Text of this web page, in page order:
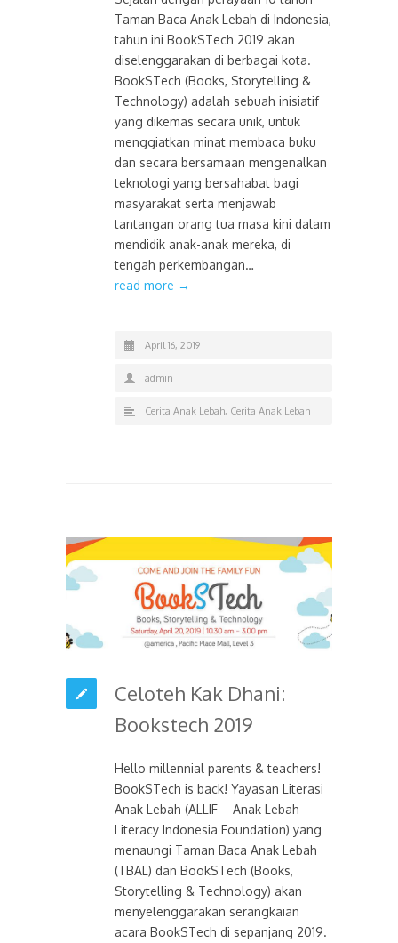
Taman Baca Anak Lebah di Indonesia,
tahun ini BookSTech 2019 akan
diselenggarakan di berbagai kota.
BookSTech (Books, Storytelling &
Technology) adalah sebuah inisiatif
yang dikemas secara unik, untuk
menggiatkan minat membaca buku
dan secara bersamaan mengenalkan
teknologi yang bersahabat bagi
masyarakat serta menjawab
tantangan orang tua masa kini dalam
mendidik anak-anak mereka, di
tengah perkembangan…
read more →
April 16, 2019
admin
Cerita Anak Lebah, Cerita Anak Lebah
Celoteh Kak Dhani:
Bookstech 2019
Hello millennial parents & teachers!
BookSTech is back! Yayasan Literasi
Anak Lebah (ALLIF – Anak Lebah
Literacy Indonesia Foundation) yang
menaungi Taman Baca Anak Lebah
(TBAL) dan BookSTech (Books,
Storytelling & Technology) akan
menyelenggarakan serangkaian
acara BookSTech di sepanjang 2019.